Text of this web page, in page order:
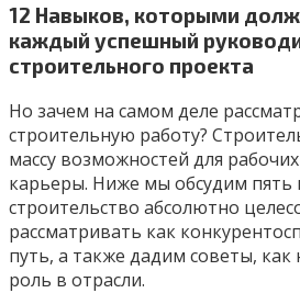
12 Навыков, которыми
каждый успешный
строительного проекта
Но зачем на самом деле
строительную работу?
массу возможностей для
карьеры. Ниже мы обсудим
строительство абсолютно
рассматривать как
путь, а также дадим советы, как
роль в отрасли.